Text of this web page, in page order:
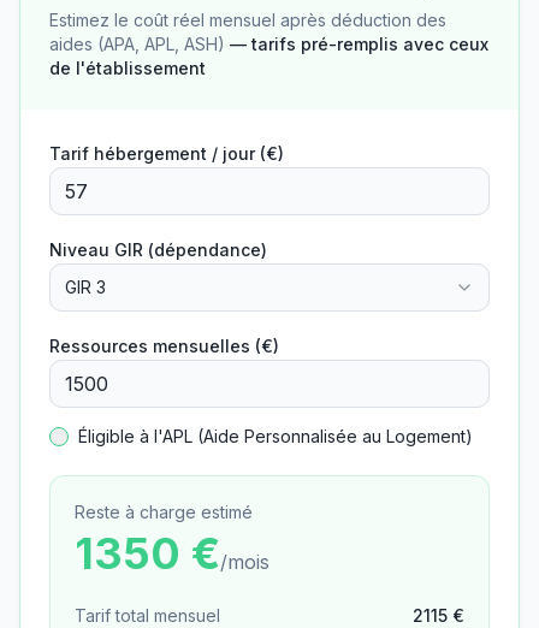
Estimez le coût réel mensuel après déduction des
aides (APA, APL, ASH) — tarifs pré-remplis avec ceux
de l'établissement
Tarif hébergement / jour (€)
Niveau GIR (dépendance)
GIR 3
Ressources mensuelles (€)
Éligible à l'APL (Aide Personnalisée au Logement)
Reste à charge estimé
1350 €/mois
Tarif total mensuel 2115 €